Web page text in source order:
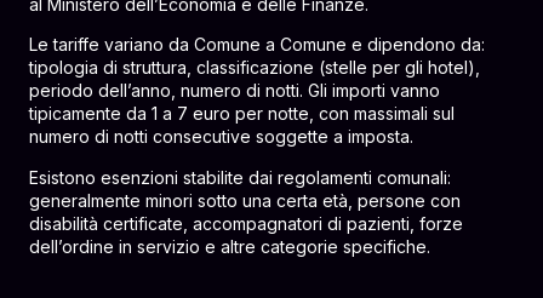
al Ministero dell’Economia e delle Finanze.
Le tariffe variano da Comune a Comune e dipendono da:
tipologia di struttura, classificazione (stelle per gli hotel),
periodo dell’anno, numero di notti. Gli importi vanno
tipicamente da 1 a 7 euro per notte, con massimali sul
numero di notti consecutive soggette a imposta.
Esistono esenzioni stabilite dai regolamenti comunali:
generalmente minori sotto una certa età, persone con
disabilità certificate, accompagnatori di pazienti, forze
dell’ordine in servizio e altre categorie specifiche.